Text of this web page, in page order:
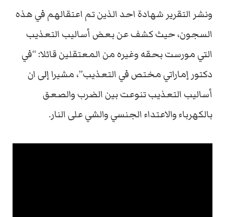
ونشر التقرير شهادة احد الذين تم اعتقالهم في هذه
السجون، حيث كشف عن بعض أساليب التعذيب
التي مورست بحقه وغيره من المعتقلين قائلا: “في
دكتور إماراتي مختص في التعذيب”، مشيرا إلى ان
أساليب التعذيب تنوعت بين الضرب والصعق
بالكهرباء والاعتداء الجنسي والشي على النار.